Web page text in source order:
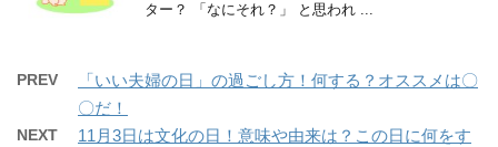
ター？ 「なにそれ？」 と思われ ...
PREV
「いい夫婦の日」の過ごし方！何する？オススメは〇
〇だ！
NEXT
11月3日は文化の日！意味や由来は？この日に何をす